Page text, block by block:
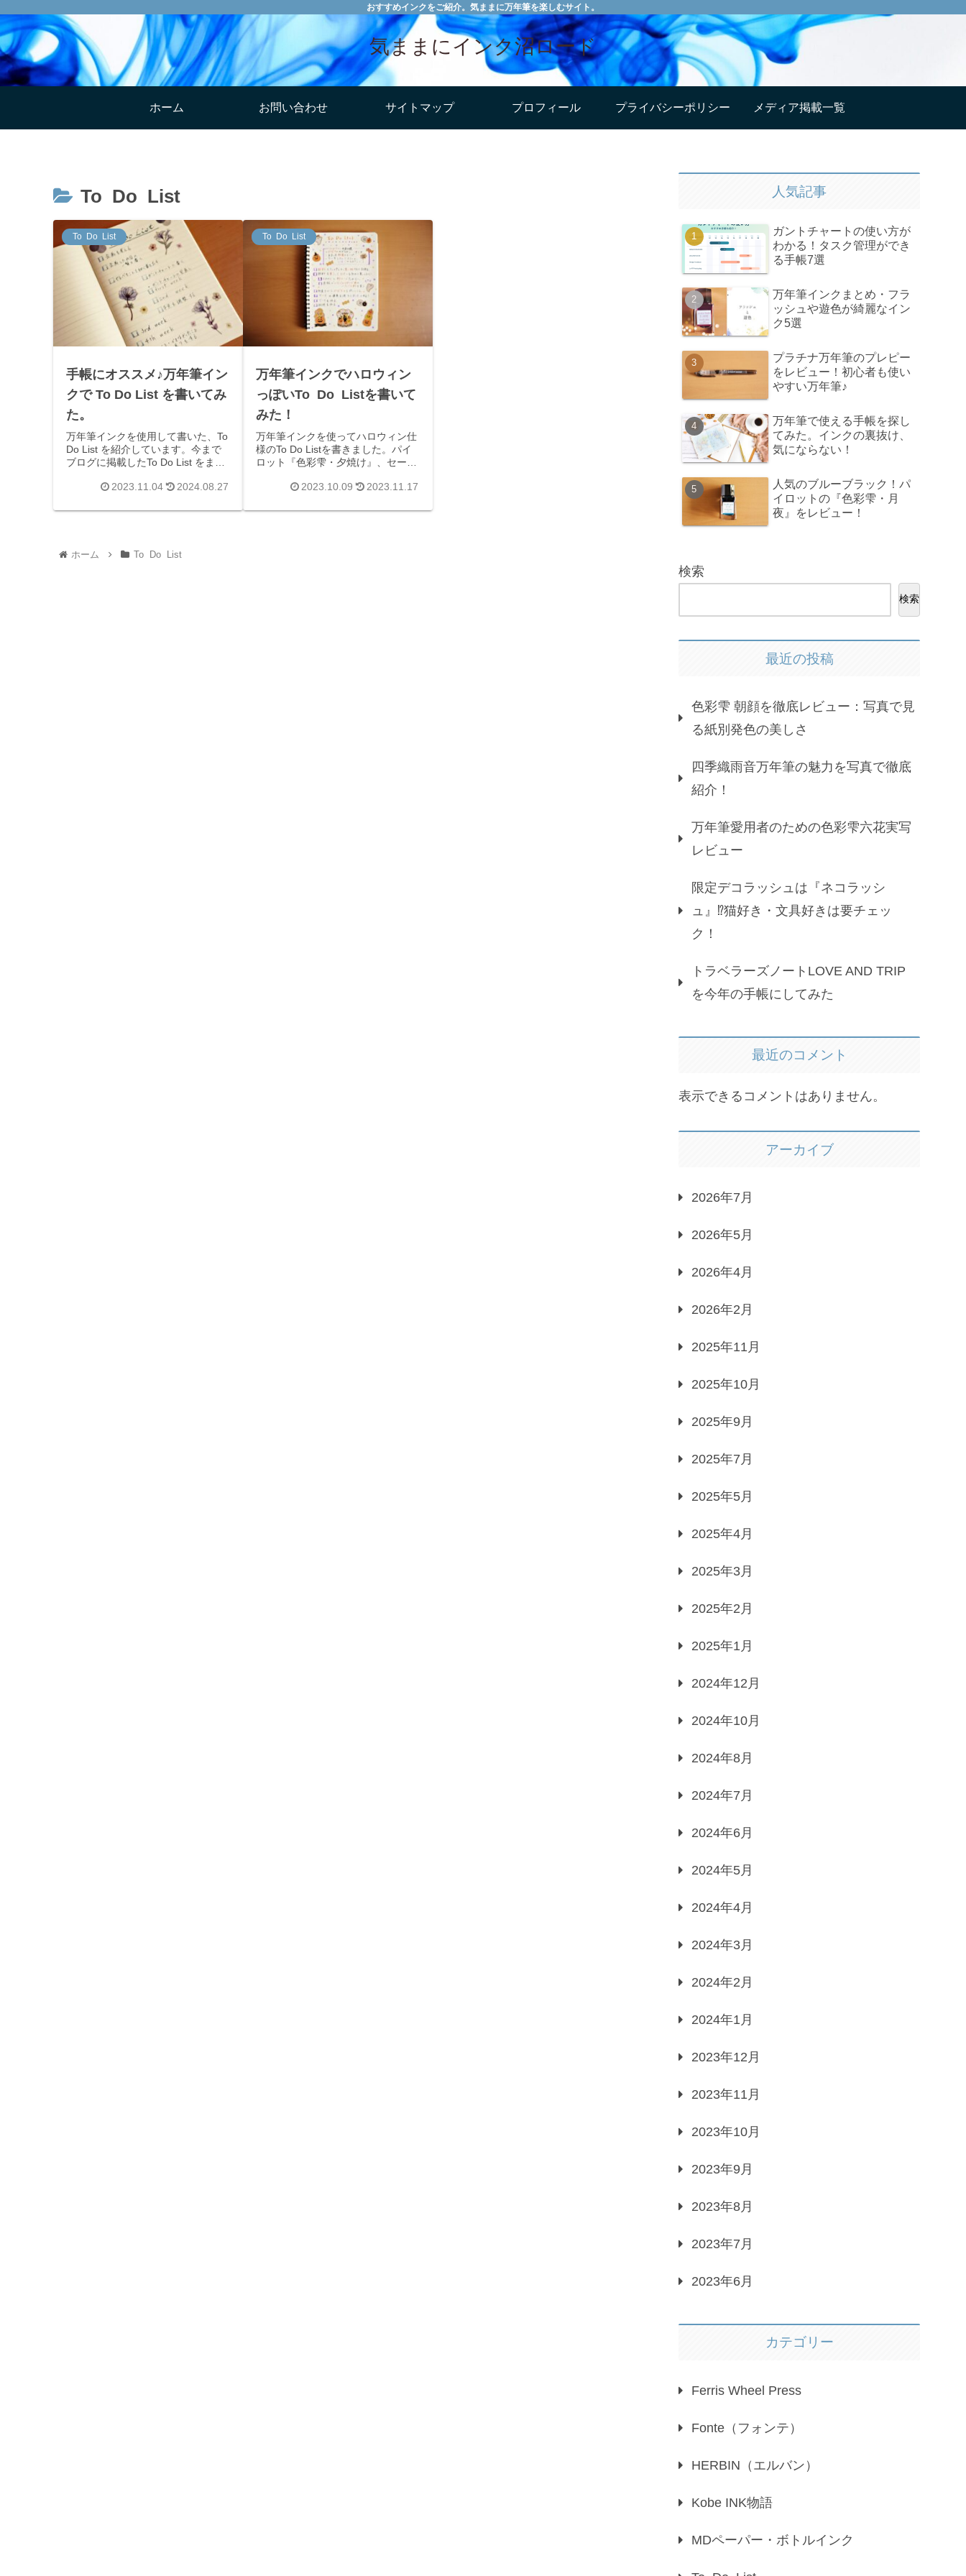
おすすめインクをご紹介。気ままに万年筆を楽しむサイト。
気ままにインク沼ロード
ホーム お問い合わせ サイトマップ プロフィール プライバシーポリシー メディア掲載一覧
To Do List
To Do List
手帳にオススメ♪万年筆イン
クで To Do List を書いてみ
た。
万年筆インクを使用して書いた、To
Do List を紹介しています。今まで
ブログに掲載したTo Do List をまと
の人も簡単に書けるような配色や書
記入に、おすすめします。
2023.11.04 2024.08.27
To Do List
万年筆インクでハロウィン
っぽいTo Do Listを書いて
みた！
万年筆インクを使ってハロウィン仕
様のTo Do Listを書きました。パイ
ロット『色彩雫・夕焼け』、セーラ
ィオレパンセ』のインクを使用して
ご覧ください。
2023.10.09 2023.11.17
ホーム To Do List
人気記事
ガントチャートの使い方が
わかる！タスク管理ができ
る手帳7選
万年筆インクまとめ・フラ
ッシュや遊色が綺麗なイン
ク5選
プラチナ万年筆のプレピー
をレビュー！初心者も使い
やすい万年筆♪
万年筆で使える手帳を探し
てみた。インクの裏抜け、
気にならない！
人気のブルーブラック！パ
イロットの『色彩雫・月
夜』をレビュー！
検索
検索
最近の投稿
色彩雫 朝顔を徹底レビュー：写真で見
る紙別発色の美しさ
四季織雨音万年筆の魅力を写真で徹底
紹介！
万年筆愛用者のための色彩雫六花実写
レビュー
限定デコラッシュは『ネコラッシ
ュ』⁉猫好き・文具好きは要チェッ
ク！
トラベラーズノートLOVE AND TRIP
を今年の手帳にしてみた
最近のコメント
表示できるコメントはありません。
アーカイブ
2026年7月
2026年5月
2026年4月
2026年2月
2025年11月
2025年10月
2025年9月
2025年7月
2025年5月
2025年4月
2025年3月
2025年2月
2025年1月
2024年12月
2024年10月
2024年8月
2024年7月
2024年6月
2024年5月
2024年4月
2024年3月
2024年2月
2024年1月
2023年12月
2023年11月
2023年10月
2023年9月
2023年8月
2023年7月
2023年6月
カテゴリー
Ferris Wheel Press
Fonte（フォンテ）
HERBIN（エルバン）
Kobe INK物語
MDペーパー・ボトルインク